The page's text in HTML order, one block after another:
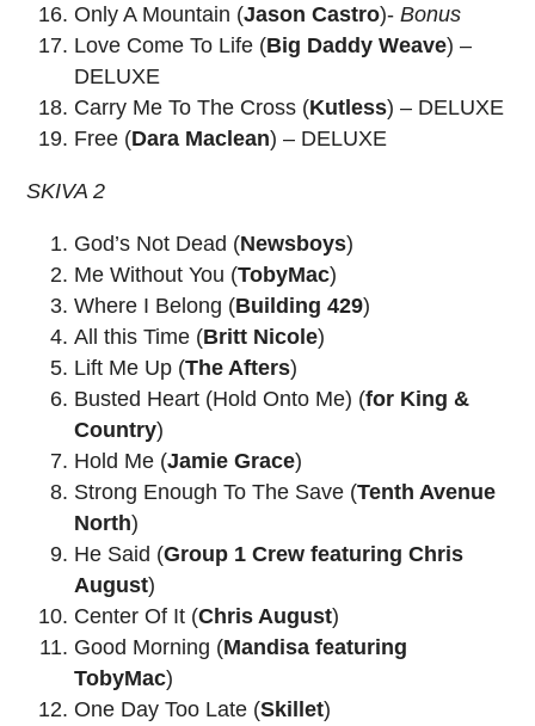
Only A Mountain (Jason Castro)- Bonus
Love Come To Life (Big Daddy Weave) –
DELUXE
Carry Me To The Cross (Kutless) – DELUXE
Free (Dara Maclean) – DELUXE
SKIVA 2
God’s Not Dead (Newsboys)
Me Without You (TobyMac)
Where I Belong (Building 429)
All this Time (Britt Nicole)
Lift Me Up (The Afters)
Busted Heart (Hold Onto Me) (for King &
Country)
Hold Me (Jamie Grace)
Strong Enough To The Save (Tenth Avenue
North)
He Said (Group 1 Crew featuring Chris
August)
Center Of It (Chris August)
Good Morning (Mandisa featuring
TobyMac)
One Day Too Late (Skillet)